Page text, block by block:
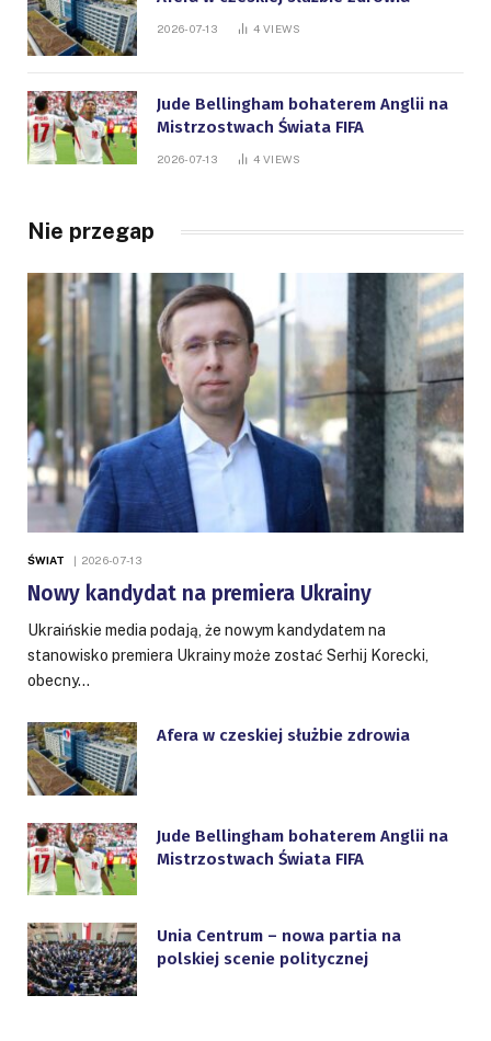
2026-07-13 4 VIEWS
Jude Bellingham bohaterem Anglii na
Mistrzostwach Świata FIFA
2026-07-13 4 VIEWS
Nie przegap
ŚWIAT 2026-07-13
Nowy kandydat na premiera Ukrainy
Ukraińskie media podają, że nowym kandydatem na
stanowisko premiera Ukrainy może zostać Serhij Korecki,
obecny…
Afera w czeskiej służbie zdrowia
Jude Bellingham bohaterem Anglii na
Mistrzostwach Świata FIFA
Unia Centrum – nowa partia na
polskiej scenie politycznej